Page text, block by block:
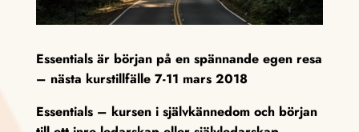
Essentials är början på en spännande egen resa
– nästa kurstillfälle 7-11 mars 2018
Essentials – kursen i självkännedom och början